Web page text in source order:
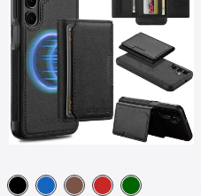
NoirBleuMarronRouge
Vert